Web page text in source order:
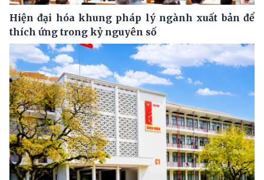
Hiện đại hóa khung pháp lý ngành xuất bản để
thích ứng trong kỷ nguyên số